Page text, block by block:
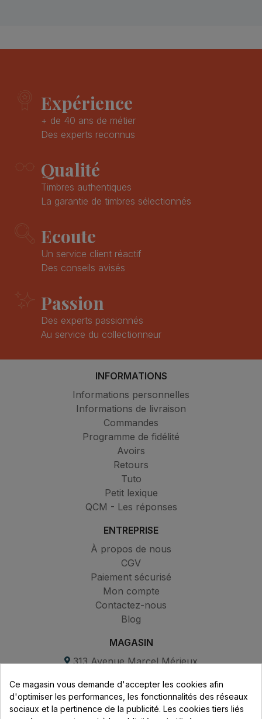
Expérience
+ de 40 ans de métier
Des experts reconnus
Qualité
Timbres authentiques
La garantie de timbres sélectionnés
Ecoute
Un service client réactif
Des conseils avisés
Passion
Des experts passionnés
Au service du collectionneur
INFORMATIONS
Informations personnelles
Informations de livraison
Commandes
Programme de fidélité
Avoirs
Retours
Tuto
Petit lexique
QCM - Les réponses
ENTREPRISE
À propos de nous
CGV
Paiement sécurisé
Mon compte
Contactez-nous
Blog
MAGASIN
313 Avenue Marcel Mérieux
69530 Brignais
Ce magasin vous demande d'accepter les cookies afin
d'optimiser les performances, les fonctionnalités des réseaux
sociaux et la pertinence de la publicité. Les cookies tiers liés